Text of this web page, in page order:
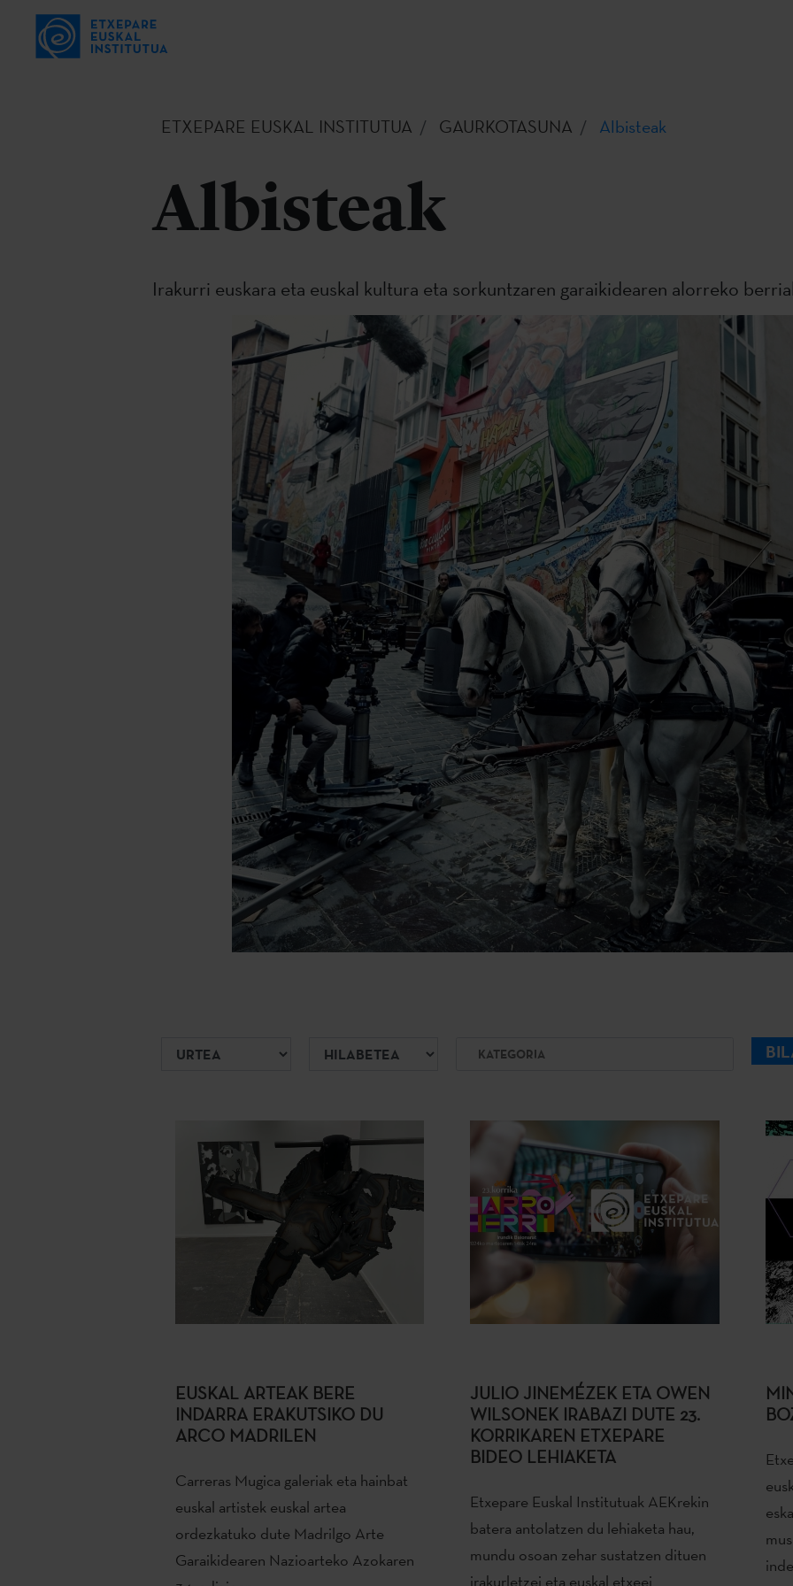
ETXEPARE EUSKAL INSTITUTUA GAURKOTASUNA Albisteak
Albisteak
Irakurri euskara eta euskal kultura eta sorkuntzaren garaikidearen alorreko
Urtea Hilabetea Kategoria
EUSKAL ARTEAK BERE
INDARRA ERAKUTSIKO DU
ARCO MADRILEN
Carreras Mugica galeriak eta hainbat
euskal artistek euskal artea
ordezkatuko dute Madrilgo Arte
Garaikidearen Nazioarteko Azokaren
JULIO JINEMÉZEK ETA OWEN
WILSONEK IRABAZI DUTE 23.
KORRIKAREN ETXEPARE
BIDEO LEHIAKETA
Etxepare Euskal Institutuak AEKrekin
batera antolatzen du lehiaketa hau,
mundu osoan zehar sustatzen dituen
irakurletzei eta euskal etxeei